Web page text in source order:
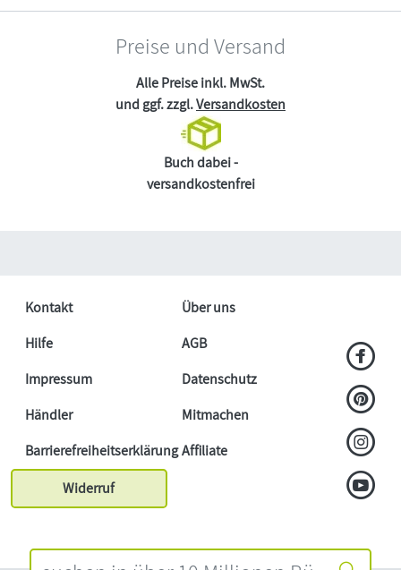
Preise und Versand
Alle Preise inkl. MwSt.
und ggf. zzgl.Versandkosten
Buch dabei -
versandkostenfrei
Kontakt
Über uns
Hilfe
AGB
Impressum
Datenschutz
Händler
Mitmachen
BarrierefreiheitserklärungAffiliate
Widerruf